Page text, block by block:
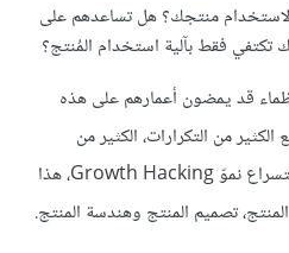
منتجك؟ هل تساعدهم على
تكتفي فقط بآلية استخدام المُنتج؟
قد يمضون أعمارهم على هذه
من التكرارات، الكثير من
الانتصارات الصغيرة. هذا ليس استسراع نموّ Growth Hacking، هذا
تصميم المنتج وهندسة المنتج.